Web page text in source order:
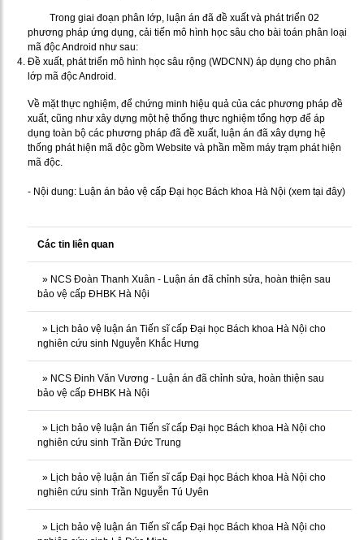
Trong giai đoạn phân lớp, luận án đã đề xuất và phát triển 02
phương pháp ứng dụng, cải tiến mô hình học sâu cho bài toán phân loại
mã độc Android như sau:
Đề xuất, phát triển mô hình học sâu rộng (WDCNN) áp dụng cho phân
lớp mã độc Android.
Về mặt thực nghiệm, để chứng minh hiệu quả của các phương pháp đề
xuất, cũng như xây dựng một hệ thống thực nghiệm tổng hợp để áp
dụng toàn bộ các phương pháp đã đề xuất, luận án đã xây dựng hệ
thống phát hiện mã độc gồm Website và phần mềm máy trạm phát hiện
mã độc.
- Nội dung: Luận án bảo vệ cấp Đại học Bách khoa Hà Nội (xem tại đây)
Các tin liên quan
» NCS Đoàn Thanh Xuân - Luận án đã chỉnh sửa, hoàn thiện sau
bảo vệ cấp ĐHBK Hà Nội
» Lịch bảo vệ luận án Tiến sĩ cấp Đại học Bách khoa Hà Nội cho
nghiên cứu sinh Nguyễn Khắc Hưng
» NCS Đinh Văn Vương - Luận án đã chỉnh sửa, hoàn thiện sau
bảo vệ cấp ĐHBK Hà Nội
» Lịch bảo vệ luận án Tiến sĩ cấp Đại học Bách khoa Hà Nội cho
nghiên cứu sinh Trần Đức Trung
» Lịch bảo vệ luận án Tiến sĩ cấp Đại học Bách khoa Hà Nội cho
nghiên cứu sinh Trần Nguyễn Tú Uyên
» Lịch bảo vệ luận án Tiến sĩ cấp Đại học Bách khoa Hà Nội cho